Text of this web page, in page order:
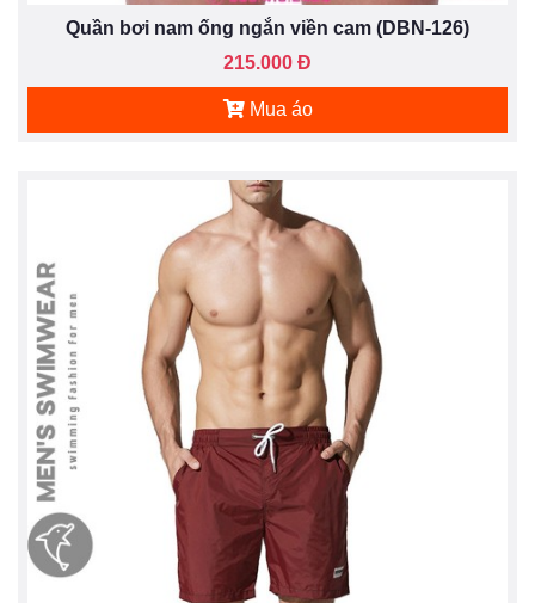
Quần bơi nam ống ngắn viền cam (DBN-126)
215.000 Đ
Mua áo